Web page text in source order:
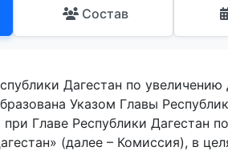
Состав
Дагестан по
Указом Главы
Главе Республики Дагестан
(далее – Комиссия), в